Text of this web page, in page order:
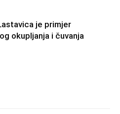
je primjer
okupljanja i čuvanja